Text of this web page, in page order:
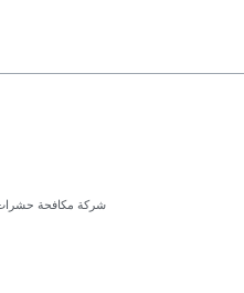
شركة مكافحة حشرات